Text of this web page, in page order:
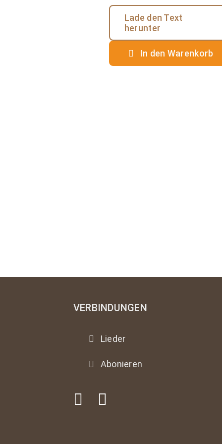
Lade den Text
herunter
In den Warenkorb
VERBINDUNGEN
Lieder
Abonieren